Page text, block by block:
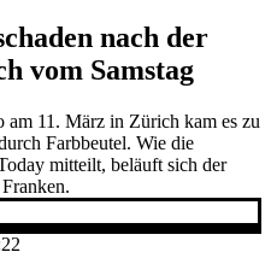
nach der
vom Samstag
11. März in Zürich kam es zu
Farbbeutel. Wie die
mitteilt, beläuft sich der